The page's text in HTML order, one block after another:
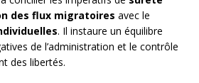
des flux migratoires avec le
. Il instaure un équilibre
de l’administration et le contrôle
des libertés.